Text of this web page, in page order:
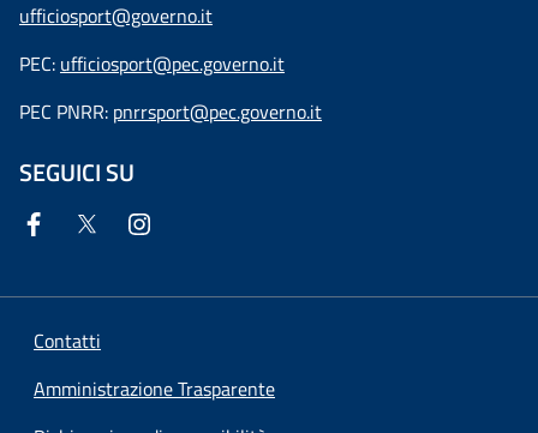
ufficiosport@governo.it
PEC: ufficiosport@pec.governo.it
PEC PNRR: pnrrsport@pec.governo.it
SEGUICI SU
Contatti
Amministrazione Trasparente